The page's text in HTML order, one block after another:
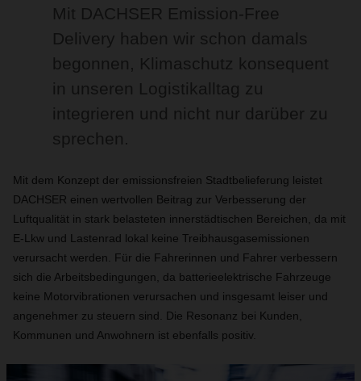
Mit DACHSER Emission-Free
Delivery haben wir schon damals
begonnen, Klimaschutz konsequent
in unseren Logistikalltag zu
integrieren und nicht nur darüber zu
sprechen.
Mit dem Konzept der emissionsfreien Stadtbelieferung leistet
DACHSER einen wertvollen Beitrag zur Verbesserung der
Luftqualität in stark belasteten innerstädtischen Bereichen, da mit
E-Lkw und Lastenrad lokal keine Treibhausgasemissionen
verursacht werden. Für die Fahrerinnen und Fahrer verbessern
sich die Arbeitsbedingungen, da batterieelektrische Fahrzeuge
keine Motorvibrationen verursachen und insgesamt leiser und
angenehmer zu steuern sind. Die Resonanz bei Kunden,
Kommunen und Anwohnern ist ebenfalls positiv.